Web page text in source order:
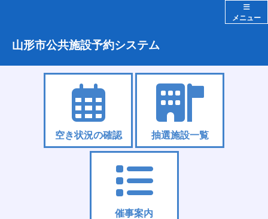
メニュー
山形市公共施設予約システム
空き状況の確認 抽選施設一覧
催事案内